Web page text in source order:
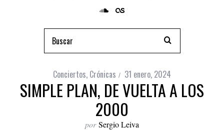
Conciertos, Crónicas 31 enero, 2024
SIMPLE PLAN, DE VUELTA A LOS
2000
por Sergio Leiva